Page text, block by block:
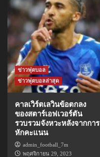
ข่าวฟุตบอล
ข่าวฟุตบอลล่าสุด
คาลเวิร์ตเลวินข้อตกลง
ของสตาร์เอฟเวอร์ตัน
รวบรวมจังหวะหลังจากการ
หักคะแนน
admin_football_7m
พฤศจิกายน 29, 2023